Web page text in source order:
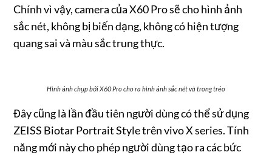
Chính vì vậy, camera của X60 Pro sẽ cho hình ảnh
sắc nét, không bị biến dạng, không có hiện tượng
quang sai và màu sắc trung thực.
Hình ảnh chụp bởi X60 Pro cho ra hình ảnh sắc nét và trong trẻo
Đây cũng là lần đầu tiên người dùng có thể sử dụng
ZEISS Biotar Portrait Style trên vivo X series. Tính
năng mới này cho phép người dùng tạo ra các bức